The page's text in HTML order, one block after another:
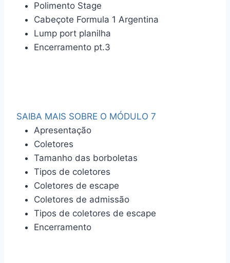
Polimento Stage
Cabeçote Formula 1 Argentina
Lump port planilha
Encerramento pt.3
SAIBA MAIS SOBRE O MÓDULO 7
Apresentação
Coletores
Tamanho das borboletas
Tipos de coletores
Coletores de escape
Coletores de admissão
Tipos de coletores de escape
Encerramento